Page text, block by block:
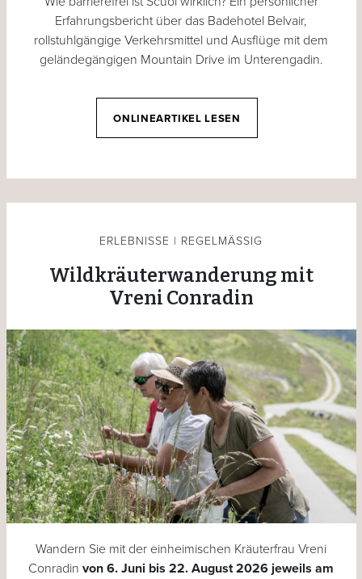
Erfahrungsbericht über das Badehotel Belvair,
rollstuhlgängige Verkehrsmittel und Ausflüge mit dem
geländegängigen Mountain Drive im Unterengadin.
ONLINEARTIKEL LESEN
ERLEBNISSE | REGELMÄSSIG
Wildkräuterwanderung mit
Vreni Conradin
Wandern Sie mit der einheimischen Kräuterfrau Vreni
Conradin von 6. Juni bis 22. August 2026 jeweils am